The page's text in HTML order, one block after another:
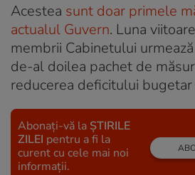
Acestea sunt doar primele
actualul Guvern. Luna
membrii Cabinetului
de-al doilea pachet de
reducerea deficitului bugetar
Abonați-vă la ȘTIRILE
ZILEI pentru a fi la
curent cu cele mai noi
informații.